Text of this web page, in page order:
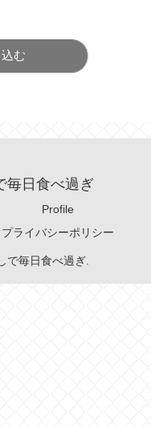
む
毎日食べ過ぎ
Profile
プライバシーポリシー
で毎日食べ過ぎ.